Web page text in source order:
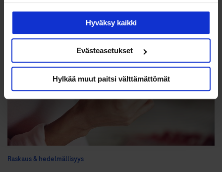
Hyväksy kaikki
Evästeasetukset
Hylkää muut paitsi välttämättömät
Raskaus & hedelmällisyys